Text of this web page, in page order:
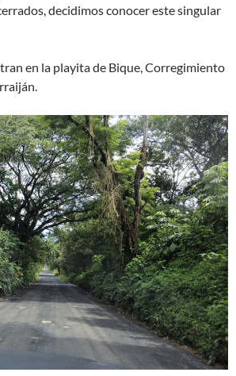
decidimos conocer este singular
en la playita de Bique, Corregimiento